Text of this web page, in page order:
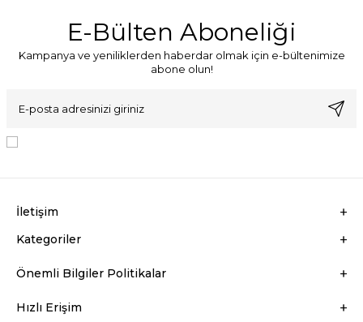
E-Bülten Aboneliği
Kampanya ve yeniliklerden haberdar olmak için e-bültenimize
abone olun!
İletişim
Kategoriler
Önemli Bilgiler Politikalar
Hızlı Erişim